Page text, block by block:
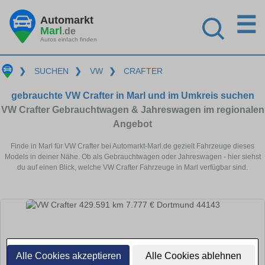
Alle Cookies akzeptieren Alle Cookies ablehnen
Automarkt
Marl.de
Autos einfach finden
☰
❯ SUCHEN ❯ VW ❯ CRAFTER
gebrauchte VW Crafter in Marl und im Umkreis suchen
VW Crafter Gebrauchtwagen & Jahreswagen im regionalen
Angebot
Finde in Marl für VW Crafter bei Automarkt-Marl.de gezielt Fahrzeuge dieses
Models in deiner Nähe. Ob als Gebrauchtwagen oder Jahreswagen - hier siehst
du auf einen Blick, welche VW Crafter Fahrzeuge in Marl verfügbar sind.